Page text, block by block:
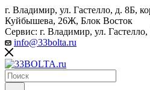
г. Владимир, ул. Гастелло, д. 8Б,
Куйбышева, 26Ж, Блок Восток
Сервис: г. Владимир, ул.
info@33bolta.ru